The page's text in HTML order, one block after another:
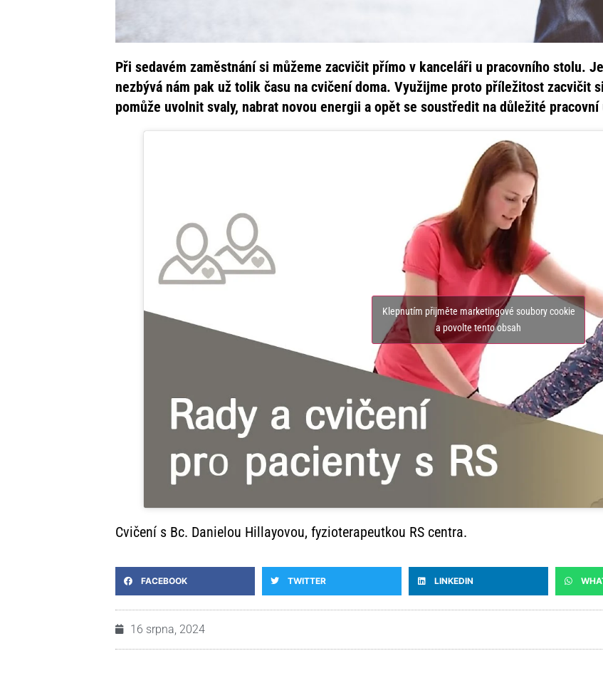
Při sedavém zaměstnání si můžeme zacvičit přímo v kanceláři u pracovního stolu.
nezbývá nám pak už tolik času na cvičení doma. Využijme proto příležitost zacvičit
pomůže uvolnit svaly, nabrat novou energii a opět se soustředit na důležité pracovní
Klepnutím přijměte marketingové soubory cookie
a povolte tento obsah
Cvičení s Bc. Danielou Hillayovou, fyzioterapeutkou RS centra.
FACEBOOK TWITTER LINKEDIN
16 srpna, 2024